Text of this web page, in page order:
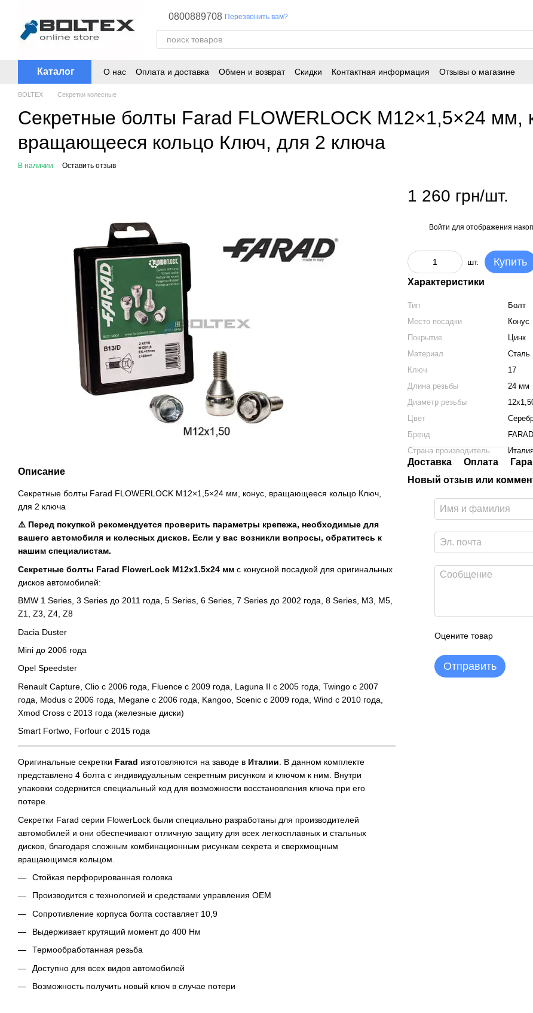
0800889708 Перезвонить вам?
Каталог О нас Оплата и доставка Обмен и возврат Скидки Контактная информация Отзывы о магазине
BOLTEX Секретки колесные
Секретные болты Farad FLOWERLOCK M12×1,5×24 мм,
вращающееся кольцо Ключ, для 2 ключа
В наличии Оставить отзыв
Описание
Секретные болты Farad FLOWERLOCK M12×1,5×24 мм, конус, вращающееся кольцо Ключ,
для 2 ключа
⚠️ Перед покупкой рекомендуется проверить параметры крепежа, необходимые для
вашего автомобиля и колесных дисков. Если у вас возникли вопросы, обратитесь к
нашим специалистам.
Секретные болты Farad FlowerLock M12x1.5x24 мм с конусной посадкой для оригинальных
дисков автомобилей:
BMW 1 Series, 3 Series до 2011 года, 5 Series, 6 Series, 7 Series до 2002 года, 8 Series, M3, M5,
Z1, Z3, Z4, Z8
Dacia Duster
Mini до 2006 года
Opel Speedster
Renault Capture, Clio с 2006 года, Fluence с 2009 года, Laguna II с 2005 года, Twingo с 2007
года, Modus с 2006 года, Megane с 2006 года, Kangoo, Scenic с 2009 года, Wind с 2010 года,
Xmod Cross с 2013 года (железные диски)
Smart Fortwo, Forfour с 2015 года
Оригинальные секретки Farad изготовляются на заводе в Италии . В данном комплекте
представлено 4 болта с индивидуальным секретным рисунком и ключом к ним. Внутри
упаковки содержится специальный код для возможности восстановления ключа при его
потере.
Секретки Farad серии FlowerLock были специально разработаны для производителей
автомобилей и они обеспечивают отличную защиту для всех легкосплавных и стальных
дисков, благодаря сложным комбинационным рисункам секрета и сверхмощным
вращающимся кольцом.
Стойкая перфорированная головка
Производится с технологией и средствами управления OEM
Сопротивление корпуса болта составляет 10,9
Выдерживает крутящий момент до 400 Нм
Термообработанная резьба
Доступно для всех видов автомобилей
Возможность получить новый ключ в случае потери
1 260 грн/шт.
Войти для отображения
шт. Купить
Характеристики
Тип
Болт
Место посадки
Конус
Покрытие
Цинк
Материал
Сталь
Ключ
17
Длина резьбы
24 мм
Диаметр резьбы
Цвет
Бренд
FARAD
Страна производитель
Доставка Оплата
Новый отзыв или
Оцените товар
Отправить